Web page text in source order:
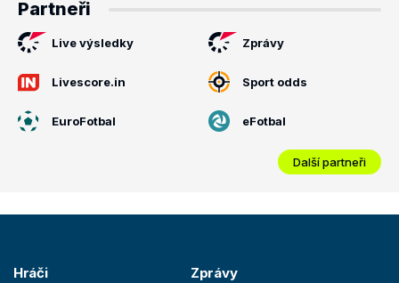
Partneři
Live výsledky Zprávy
Livescore.in Sport odds
EuroFotbal eFotbal
Další partneři
Hráči Zprávy